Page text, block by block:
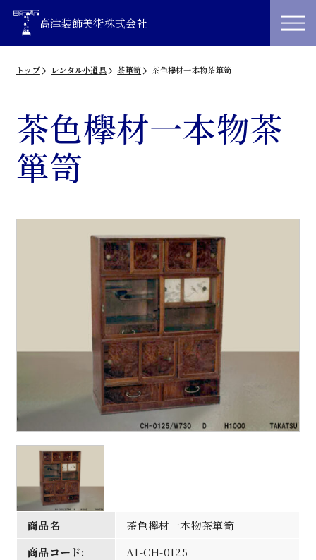
高津装飾美術株式会社
トップ レンタル小道具 茶箪笥 茶色欅材一本物茶箪笥
茶色欅材一本物茶
箪笥
商品名
茶色欅材一本物茶箪笥
商品コード:
A1-CH-0125